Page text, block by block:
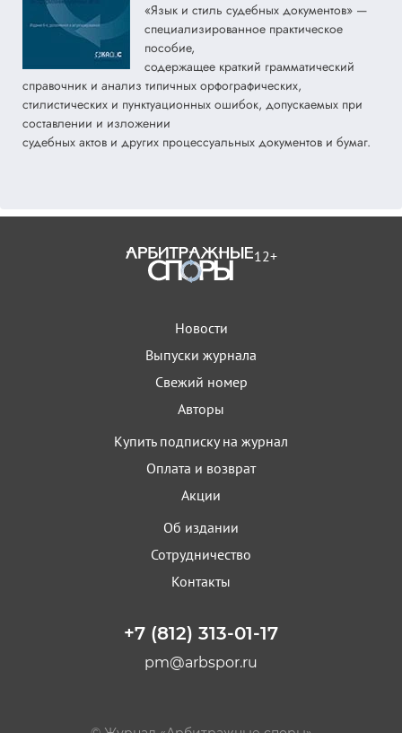
«Язык и стиль судебных документов» —
специализированное практическое
пособие,
содержащее краткий грамматический
справочник и анализ типичных орфографических,
стилистических и пунктуационных ошибок, допускаемых при
составлении и изложении
судебных актов и других процессуальных документов и бумаг.
12+
Новости
Выпуски журнала
Свежий номер
Авторы
Купить подписку на журнал
Оплата и возврат
Акции
Об издании
Сотрудничество
Контакты
+7 (812) 313-01-17
pm@arbspor.ru